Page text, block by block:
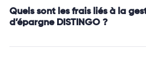
Quels sont les frais liés à la
d’épargne DISTINGO ?